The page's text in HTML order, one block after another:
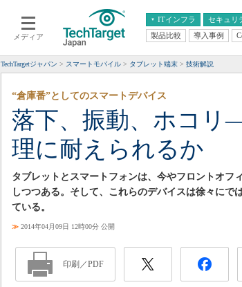
メディア
ITインフラ
クラウド
スマートモバイル
ネットワーク
システム運用管理
セキュリ
エンタープライズAI
ERP
CX
情報系システム
製品比較 導入事例
TechTargetジャパン スマートモバイル タブレット端末 技術解説
落下、振動、ホコリ
理に耐えられるか
“倉庫番”としてのスマートデバイス
タブレットとスマートフォンは、今やフロントオフ
しつつある。そして、これらのデバイスは徐々に
ている。
≫ 2014年04月09日 12時00分 公開
印刷／PDF